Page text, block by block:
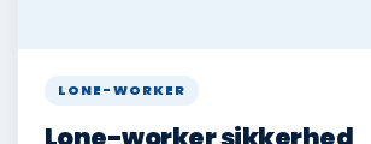
LONE-WORKER